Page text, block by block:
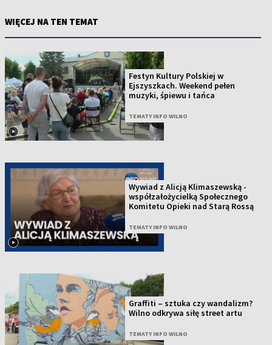
WIĘCEJ NA TEN TEMAT
Festyn Kultury Polskiej w
Ejszyszkach. Weekend pełen
muzyki, śpiewu i tańca
TEMATY INFO WILNO
Wywiad z Alicją Klimaszewską -
współzałożycielką Społecznego
Komitetu Opieki nad Starą Rossą
TEMATY INFO WILNO
Graffiti – sztuka czy wandalizm?
Wilno odkrywa siłę street artu
TEMATY INFO WILNO